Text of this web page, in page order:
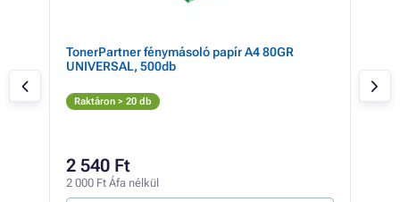
TonerPartner fénymásoló papír A4 80GR
UNIVERSAL, 500db
Raktáron > 20 db
2 540 Ft
2 000 Ft Áfa nélkül